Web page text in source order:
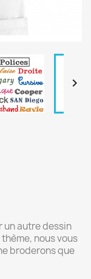

un autre dessin
nous vous
broderons que